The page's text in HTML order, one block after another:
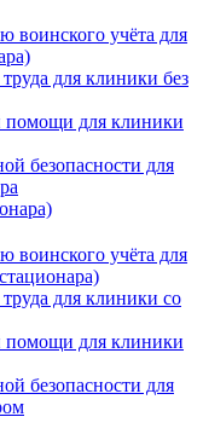
воинского учёта для
для клиники без
помощи для клиники
безопасности для
воинского учёта для
для клиники со
помощи для клиники
безопасности для